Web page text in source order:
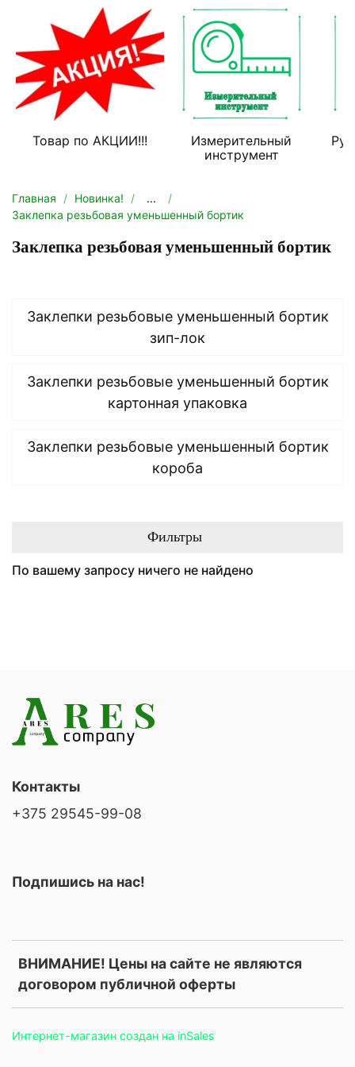
Товар по АКЦИИ!!!
Измерительный
инструмент
Главная Новинка!
...
Заклепка резьбовая уменьшенный бортик
Заклепка резьбовая уменьшенный бортик
Заклепки резьбовые уменьшенный бортик
зип-лок
Заклепки резьбовые уменьшенный бортик
картонная упаковка
Заклепки резьбовые уменьшенный бортик
короба
Фильтры
По вашему запросу ничего не найдено
ВНИМАНИЕ! Цены на сайте не являются
договором публичной оферты
Контакты
+375 29545-99-08
Подпишись на нас!
Интернет-магазин создан на inSales